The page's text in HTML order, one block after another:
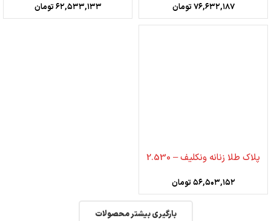
۷۶,۶۳۲,۱۸۷تومان ۶۲,۵۳۳,۱۳۳تومان
پلاک طلا زنانه ونکلیف – 2.530
۵۶,۵۰۳,۱۵۲تومان
بارگیری بیشتر محصولات